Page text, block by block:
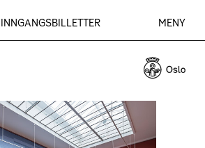
INNGANGSBILLETTER MENY